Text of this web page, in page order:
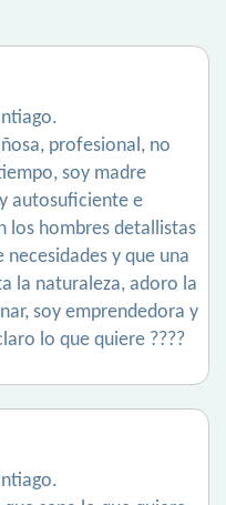
profesional, no
soy madre
autosuficiente e
los hombres detallistas
y que una
la naturaleza, adoro la
soy emprendedora y
lo que quiere ????